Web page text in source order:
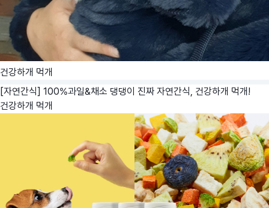
건강하개 먹개
[자연간식] 100%과일&채소 댕댕이 진짜 자연간식, 건강하개 먹개!
건강하개 먹개